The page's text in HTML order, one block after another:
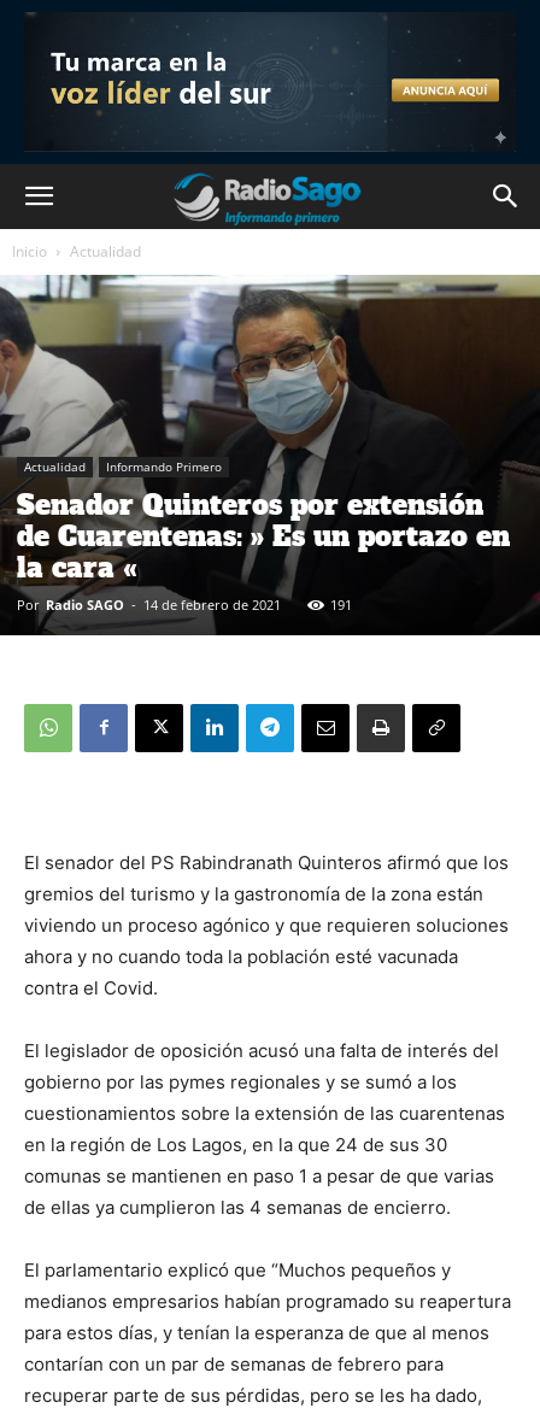
Inicio Actualidad
Actualidad Informando Primero
Senador Quinteros por extensión
de Cuarentenas: » Es un portazo en
la cara «
Por Radio SAGO - 14 de febrero de 2021 191
El senador del PS Rabindranath Quinteros afirmó que los
gremios del turismo y la gastronomía de la zona están
viviendo un proceso agónico y que requieren soluciones
ahora y no cuando toda la población esté vacunada
contra el Covid.
El legislador de oposición acusó una falta de interés del
gobierno por las pymes regionales y se sumó a los
cuestionamientos sobre la extensión de las cuarentenas
en la región de Los Lagos, en la que 24 de sus 30
comunas se mantienen en paso 1 a pesar de que varias
de ellas ya cumplieron las 4 semanas de encierro.
El parlamentario explicó que “Muchos pequeños y
medianos empresarios habían programado su reapertura
para estos días, y tenían la esperanza de que al menos
contarían con un par de semanas de febrero para
recuperar parte de sus pérdidas, pero se les ha dado,